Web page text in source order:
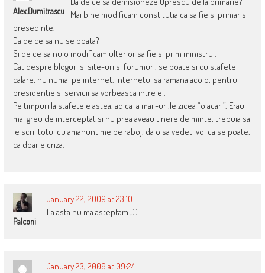
Alex.dumitrascu
Mai bine modificam constitutia ca sa fie si primar si
presedinte.
Da de ce sa nu se poata?
Si de ce sa nu o modificam ulterior sa fie si prim ministru .
Cat despre bloguri si site-uri si forumuri, se poate si cu stafete
calare, nu numai pe internet. Internetul sa ramana acolo, pentru
presidentie si servicii sa vorbeasca intre ei.
Pe timpuri la stafetele astea, adica la mail-uri,le zicea “olacari”. Erau
mai greu de interceptat si nu prea aveau tinere de minte, trebuia sa
le scrii totul cu amanuntime pe raboj, da o sa vedeti voi ca se poate,
ca doar e criza.
Palconi
January 22, 2009 at 23:10
La asta nu ma asteptam ;))
January 23, 2009 at 09:24